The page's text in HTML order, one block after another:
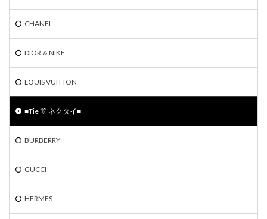
CHANEL
DIOR & NIKE
LOUIS VUITTON
■Tie 👔 ネクタイ■
BURBERRY
GUCCI
HERMES